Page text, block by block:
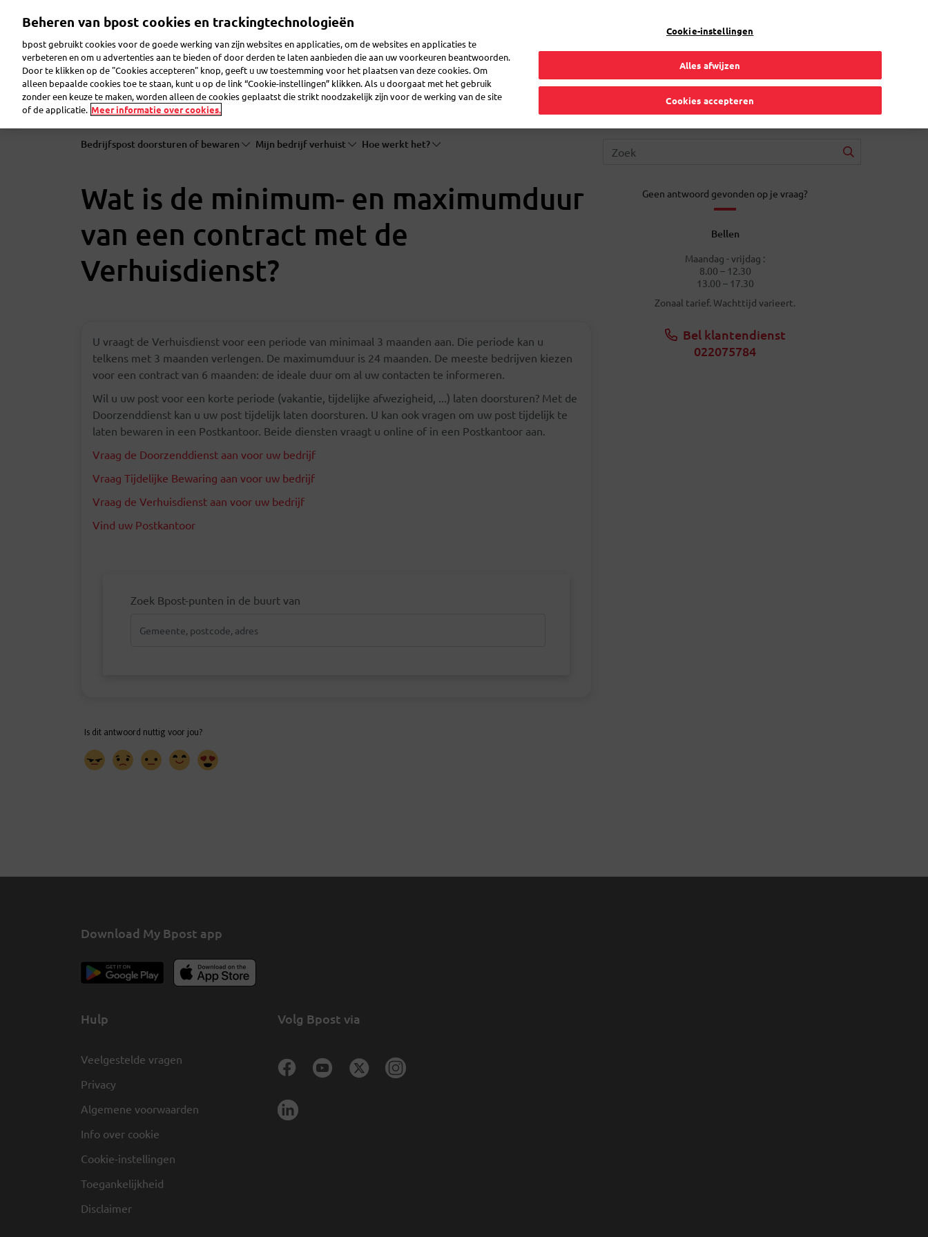
inhoud
Zakelijk
Reclame maken Pakjes verzenden Post verzenden Post ontvangen Logistiek FAQ eShop
Bedrijfspost doorsturen of bewaren Mijn bedrijf verhuist Hoe werkt het?
Wat is de minimum- en maximumduur
van een contract met de
Verhuisdienst?
U vraagt de Verhuisdienst voor een periode van minimaal 3 maanden aan. Die periode kan u
telkens met 3 maanden verlengen. De maximumduur is 24 maanden. De meeste bedrijven kiezen
voor een contract van 6 maanden: de ideale duur om al uw contacten te informeren.
Wil u uw post voor een korte periode (vakantie, tijdelijke afwezigheid, ...) laten doorsturen? Met de
Doorzenddienst kan u uw post tijdelijk laten doorsturen. U kan ook vragen om uw post tijdelijk te
laten bewaren in een Postkantoor. Beide diensten vraagt u online of in een Postkantoor aan.
Vraag de Doorzenddienst aan voor uw bedrijf
Vraag Tijdelijke Bewaring aan voor uw bedrijf
Vraag de Verhuisdienst aan voor uw bedrijf
Vind uw Postkantoor
Zoek Bpost-punten in de buurt van
Geen antwoord gevonden op je vraag?
Bellen
Maandag - vrijdag :
8.00 – 12.30
13.00 – 17.30
Zonaal tarief. Wachttijd varieert.
Bel klantendienst
022075784
Download My Bpost app
Hulp
Veelgestelde vragen
Privacy
Algemene voorwaarden
Info over cookie
Cookie-instellingen
Toegankelijkheid
Disclaimer
Volg Bpost via
Beheren van bpost cookies en trackingtechnologieën
bpost gebruikt cookies voor de goede werking van zijn websites en applicaties, om de websites en applicaties te
verbeteren en om u advertenties aan te bieden of door derden te laten aanbieden die aan uw voorkeuren beantwoorden.
Door te klikken op de "Cookies accepteren" knop, geeft u uw toestemming voor het plaatsen van deze cookies. Om
alleen bepaalde cookies toe te staan, kunt u op de link “Cookie-instellingen” klikken. Als u doorgaat met het gebruik
zonder een keuze te maken, worden alleen de cookies geplaatst die strikt noodzakelijk zijn voor de werking van de site
of de applicatie. Meer informatie over cookies.
Cookie-instellingen
Alles afwijzen
Cookies accepteren